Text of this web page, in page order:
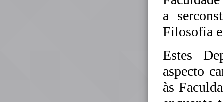
a
Filosofia
Estes
aspecto
às